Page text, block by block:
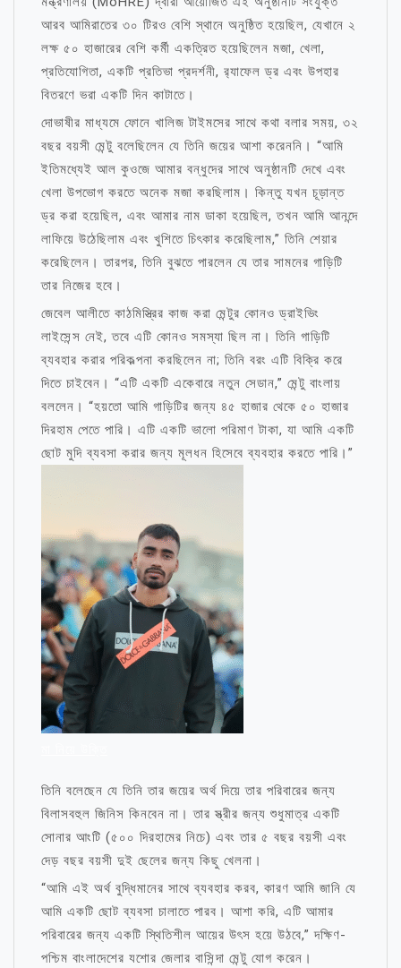
আরব আমিরাতের ৩০ টিরও বেশি স্থানে অনুষ্ঠিত হয়েছিল, যেখানে ২
লক্ষ ৫০ হাজারের বেশি কর্মী একত্রিত হয়েছিলেন মজা, খেলা,
প্রতিযোগিতা, একটি প্রতিভা প্রদর্শনী, র‍্যাফেল ড্র এবং উপহার
বিতরণে ভরা একটি দিন কাটাতে।
দোভাষীর মাধ্যমে ফোনে খালিজ টাইমসের সাথে কথা বলার সময়, ৩২
বছর বয়সী মেন্টু বলেছিলেন যে তিনি জয়ের আশা করেননি। “আমি
ইতিমধ্যেই আল কুওজে আমার বন্ধুদের সাথে অনুষ্ঠানটি দেখে এবং
খেলা উপভোগ করতে অনেক মজা করছিলাম। কিন্তু যখন চূড়ান্ত
ড্র করা হয়েছিল, এবং আমার নাম ডাকা হয়েছিল, তখন আমি আনন্দে
লাফিয়ে উঠেছিলাম এবং খুশিতে চিৎকার করেছিলাম,” তিনি শেয়ার
করেছিলেন। তারপর, তিনি বুঝতে পারলেন যে তার সামনের গাড়িটি
তার নিজের হবে।
জেবেল আলীতে কাঠমিস্ত্রির কাজ করা মেন্টুর কোনও ড্রাইভিং
লাইসেন্স নেই, তবে এটি কোনও সমস্যা ছিল না। তিনি গাড়িটি
ব্যবহার করার পরিকল্পনা করছিলেন না; তিনি বরং এটি বিক্রি করে
দিতে চাইবেন। “এটি একটি একেবারে নতুন সেডান,” মেন্টু বাংলায়
বললেন। “হয়তো আমি গাড়িটির জন্য ৪৫ হাজার থেকে ৫০ হাজার
দিরহাম পেতে পারি। এটি একটি ভালো পরিমাণ টাকা, যা আমি একটি
ছোট মুদি ব্যবসা করার জন্য মূলধন হিসেবে ব্যবহার করতে পারি।”
তিনি বলেছেন যে তিনি তার জয়ের অর্থ দিয়ে তার পরিবারের জন্য
বিলাসবহুল জিনিস কিনবেন না। তার স্ত্রীর জন্য শুধুমাত্র একটি
সোনার আংটি (৫০০ দিরহামের নিচে) এবং তার ৫ বছর বয়সী এবং
দেড় বছর বয়সী দুই ছেলের জন্য কিছু খেলনা।
“আমি এই অর্থ বুদ্ধিমানের সাথে ব্যবহার করব, কারণ আমি জানি যে
আমি একটি ছোট ব্যবসা চালাতে পারব। আশা করি, এটি আমার
পরিবারের জন্য একটি স্থিতিশীল আয়ের উৎস হয়ে উঠবে,” দক্ষিণ-
পশ্চিম বাংলাদেশের যশোর জেলার বাসিন্দা মেন্টু যোগ করেন।